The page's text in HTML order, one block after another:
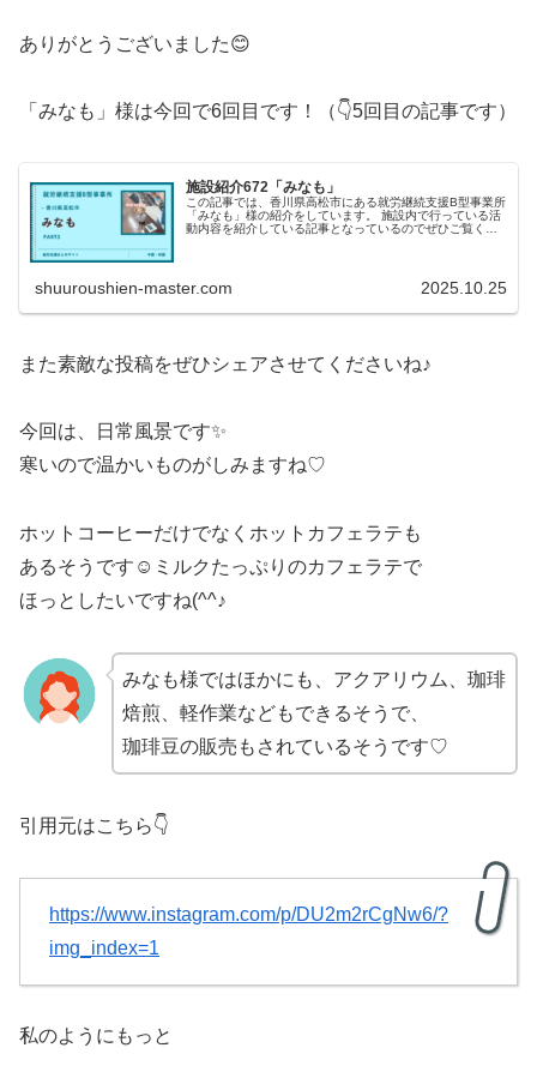
ありがとうございました😊
「みなも」様は今回で6回目です！（👇5回目の記事です）
施設紹介672「みなも」
この記事では、香川県高松市にある就労継続支援B型事業所
「みなも」様の紹介をしています。 施設内で行っている活
動内容を紹介している記事となっているのでぜひご覧くだ
shuuroushien-master.com 2025.10.25
また素敵な投稿をぜひシェアさせてくださいね♪
今回は、日常風景です✨
寒いので温かいものがしみますね♡
ホットコーヒーだけでなくホットカフェラテも
あるそうです☺ミルクたっぷりのカフェラテで
ほっとしたいですね(^^♪
みなも様ではほかにも、アクアリウム、珈琲
焙煎、軽作業などもできるそうで、
珈琲豆の販売もされているそうです♡
引用元はこちら👇
https://www.instagram.com/p/DU2m2rCgNw6/?
img_index=1
私のようにもっと